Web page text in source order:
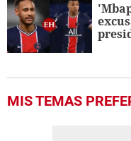
MIS TEMAS